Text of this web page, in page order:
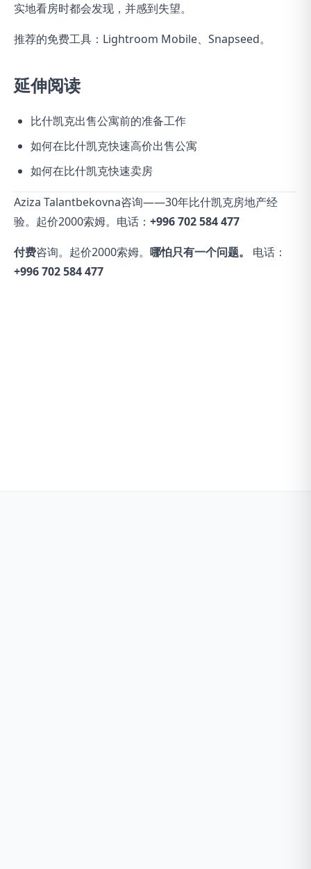
实地看房时都会发现，并感到失望。
推荐的免费工具：Lightroom Mobile、Snapseed。
延伸阅读
比什凯克出售公寓前的准备工作
如何在比什凯克快速高价出售公寓
如何在比什凯克快速卖房
Aziza Talantbekovna咨询——30年比什凯克房地产经
验。起价2000索姆。电话： +996 702 584 477
付费咨询。起价2000索姆。 哪怕只有一个问题。
电话：
+996 702 584 477